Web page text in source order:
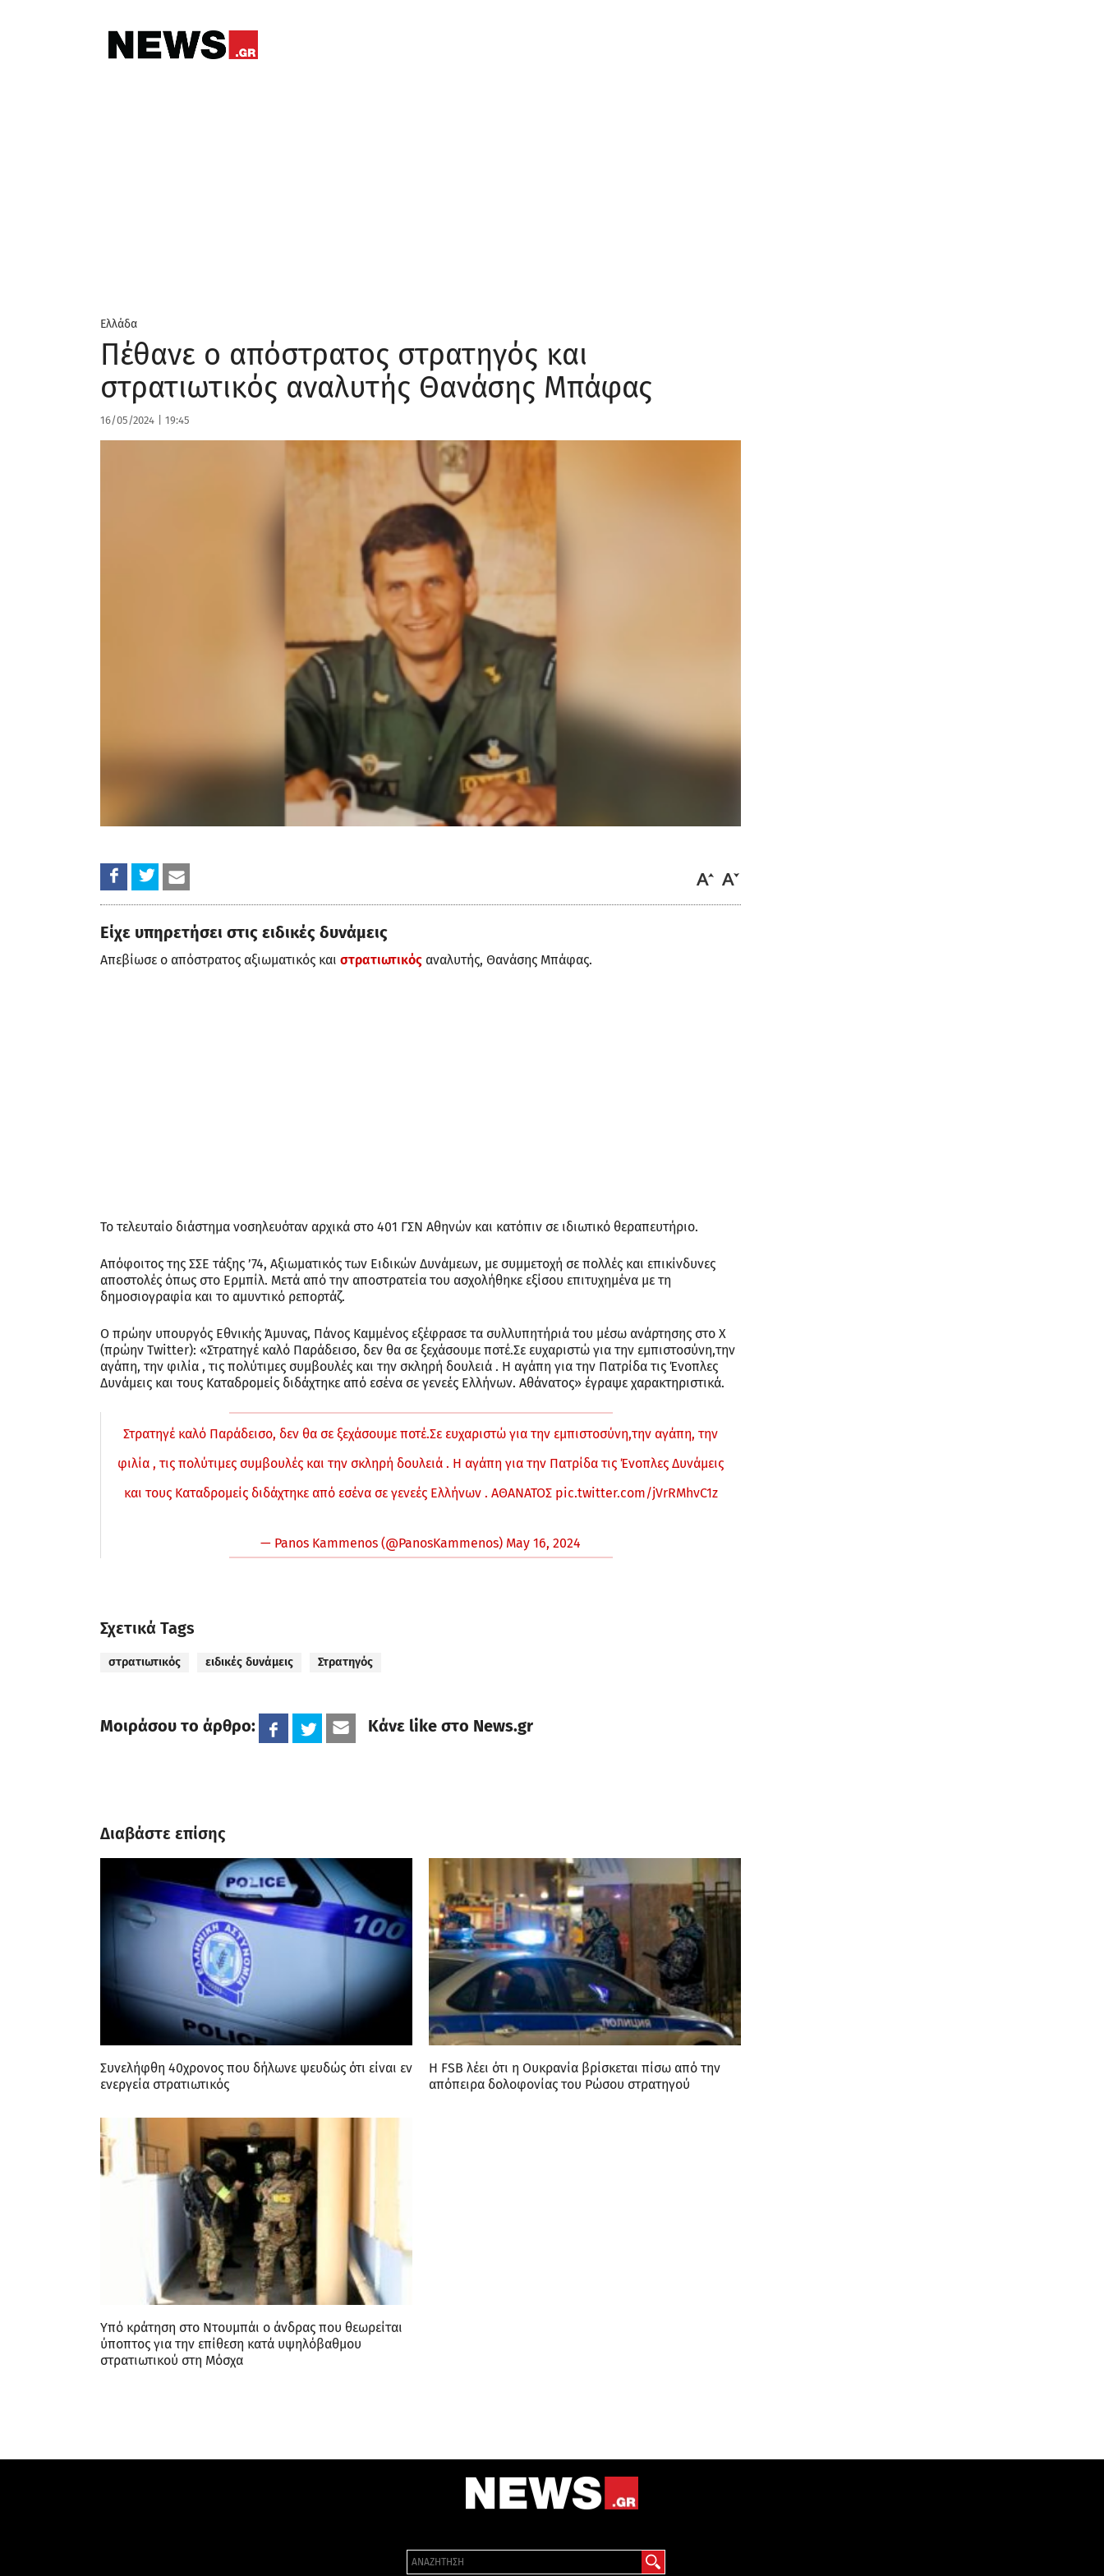
Ελλάδα
Πέθανε ο απόστρατος στρατηγός και
στρατιωτικός αναλυτής Θανάσης Μπάφας
16/05/2024 19:45
Είχε υπηρετήσει στις ειδικές δυνάμεις
Απεβίωσε ο απόστρατος αξιωματικός και στρατιωτικός αναλυτής, Θανάσης Μπάφας.
Το τελευταίο διάστημα νοσηλευόταν αρχικά στο 401 ΓΣΝ Αθηνών και κατόπιν σε ιδιωτικό θεραπευτήριο.
Απόφοιτος της ΣΣΕ τάξης ’74, Αξιωματικός των Ειδικών Δυνάμεων, με συμμετοχή σε πολλές και επικίνδυνες
αποστολές όπως στο Ερμπίλ. Μετά από την αποστρατεία του ασχολήθηκε εξίσου επιτυχημένα με τη
δημοσιογραφία και το αμυντικό ρεπορτάζ.
Ο πρώην υπουργός Εθνικής Άμυνας, Πάνος Καμμένος εξέφρασε τα συλλυπητήριά του μέσω ανάρτησης στο Χ
(πρώην Twitter): «Στρατηγέ καλό Παράδεισο, δεν θα σε ξεχάσουμε ποτέ.Σε ευχαριστώ για την εμπιστοσύνη,την
αγάπη, την φιλία , τις πολύτιμες συμβουλές και την σκληρή δουλειά . Η αγάπη για την Πατρίδα τις Ένοπλες
Δυνάμεις και τους Καταδρομείς διδάχτηκε από εσένα σε γενεές Ελλήνων. Αθάνατος» έγραψε χαρακτηριστικά.
Στρατηγέ καλό Παράδεισο, δεν θα σε ξεχάσουμε ποτέ.Σε ευχαριστώ για την εμπιστοσύνη,την αγάπη, την
φιλία , τις πολύτιμες συμβουλές και την σκληρή δουλειά . Η αγάπη για την Πατρίδα τις Ένοπλες Δυνάμεις
και τους Καταδρομείς διδάχτηκε από εσένα σε γενεές Ελλήνων . ΑΘΑΝΑΤΟΣ pic.twitter.com/jVrRMhvC1z
— Panos Kammenos (@PanosKammenos) May 16, 2024
Σχετικά Tags
στρατιωτικός ειδικές δυνάμεις Στρατηγός
Μοιράσου το άρθρο: Κάνε like στο News.gr
Διαβάστε επίσης
Συνελήφθη 40χρονος που δήλωνε ψευδώς ότι είναι εν
ενεργεία στρατιωτικός
Η FSB λέει ότι η Ουκρανία βρίσκεται πίσω από την
απόπειρα δολοφονίας του Ρώσου στρατηγού
Yπό κράτηση στο Ντουμπάι ο άνδρας που θεωρείται
ύποπτος για την επίθεση κατά υψηλόβαθμου
στρατιωτικού στη Μόσχα